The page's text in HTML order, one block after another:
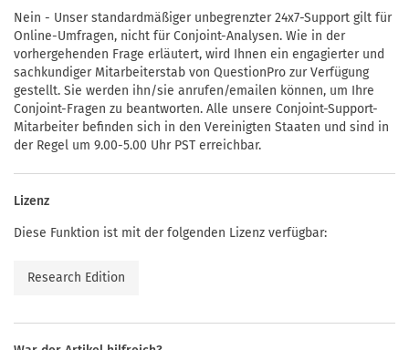
Nein - Unser standardmäßiger unbegrenzter 24x7-Support gilt für
Online-Umfragen, nicht für Conjoint-Analysen. Wie in der
vorhergehenden Frage erläutert, wird Ihnen ein engagierter und
sachkundiger Mitarbeiterstab von QuestionPro zur Verfügung
gestellt. Sie werden ihn/sie anrufen/emailen können, um Ihre
Conjoint-Fragen zu beantworten. Alle unsere Conjoint-Support-
Mitarbeiter befinden sich in den Vereinigten Staaten und sind in
der Regel um 9.00-5.00 Uhr PST erreichbar.
Lizenz
Diese Funktion ist mit der folgenden Lizenz verfügbar:
Research Edition